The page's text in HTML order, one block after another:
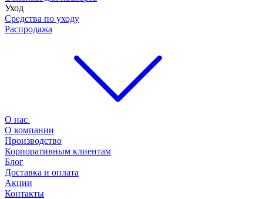
Уход
Средства по уходу
Распродажа
О нас
О компании
Производство
Корпоративным клиентам
Блог
Доставка и оплата
Акции
Контакты